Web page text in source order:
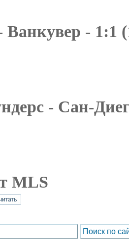
Ванкувер - 1:1
- Сан-
MLS